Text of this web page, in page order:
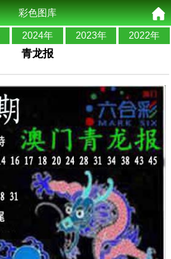
彩色图库
2024年 2023年 2022年
青龙报